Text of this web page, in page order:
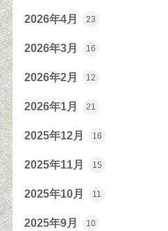
2026年4月 23
2026年3月 16
2026年2月 12
2026年1月 21
2025年12月 16
2025年11月 15
2025年10月 11
2025年9月 10